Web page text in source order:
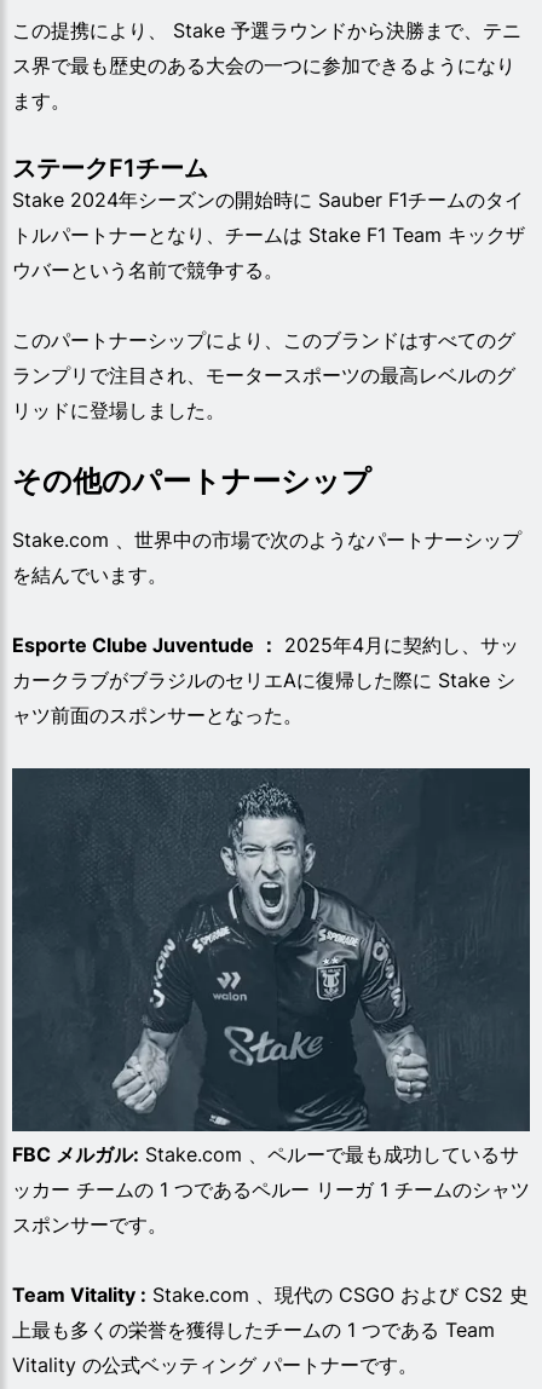
この提携により、 Stake 予選ラウンドから決勝まで、テニ
ス界で最も歴史のある大会の一つに参加できるようになり
ます。
ステークF1チーム
Stake 2024年シーズンの開始時に Sauber F1チームのタイ
トルパートナーとなり、チームは Stake F1 Team キックザ
ウバーという名前で競争する。
このパートナーシップにより、このブランドはすべてのグ
ランプリで注目され、モータースポーツの最高レベルのグ
リッドに登場しました。
その他のパートナーシップ
Stake.com 、世界中の市場で次のようなパートナーシップ
を結んでいます。
Esporte Clube Juventude ： 2025年4月に契約し、サッ
カークラブがブラジルのセリエAに復帰した際に Stake シ
ャツ前面のスポンサーとなった。
FBC メルガル: Stake.com 、ペルーで最も成功しているサ
ッカー チームの 1 つであるペルー リーガ 1 チームのシャツ
スポンサーです。
Team Vitality : Stake.com 、現代の CSGO および CS2 史
上最も多くの栄誉を獲得したチームの 1 つである Team
Vitality の公式ベッティング パートナーです。